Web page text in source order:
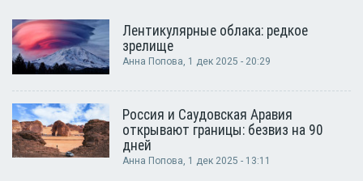
Лентикулярные облака: редкое
зрелище
Анна Попова, 1 дек 2025 - 20:29
Россия и Саудовская Аравия
открывают границы: безвиз на 90
дней
Анна Попова, 1 дек 2025 - 13:11